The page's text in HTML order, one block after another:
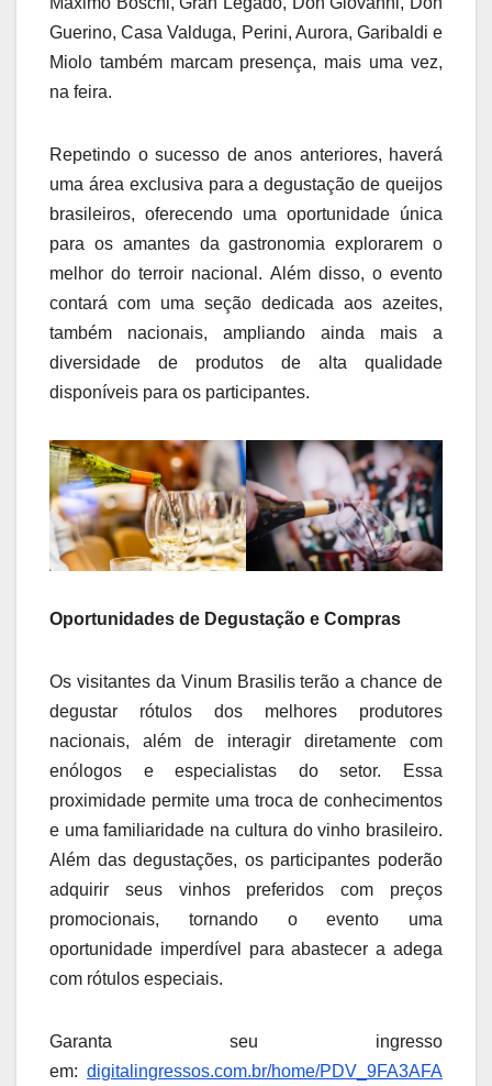
Guerino, Casa Valduga, Perini, Aurora, Garibaldi e
Miolo também marcam presença, mais uma vez,
na feira.
Repetindo o sucesso de anos anteriores, haverá
uma área exclusiva para a degustação de queijos
brasileiros, oferecendo uma oportunidade única
para os amantes da gastronomia explorarem o
melhor do terroir nacional. Além disso, o evento
contará com uma seção dedicada aos azeites,
também nacionais, ampliando ainda mais a
diversidade de produtos de alta qualidade
disponíveis para os participantes.
Oportunidades de Degustação e Compras
Os visitantes da Vinum Brasilis terão a chance de
degustar rótulos dos melhores produtores
nacionais, além de interagir diretamente com
enólogos e especialistas do setor. Essa
proximidade permite uma troca de conhecimentos
e uma familiaridade na cultura do vinho brasileiro.
Além das degustações, os participantes poderão
adquirir seus vinhos preferidos com preços
promocionais, tornando o evento uma
oportunidade imperdível para abastecer a adega
com rótulos especiais.
Garanta seu ingresso
em: digitalingressos.com.br/home/PDV_9FA3AFA